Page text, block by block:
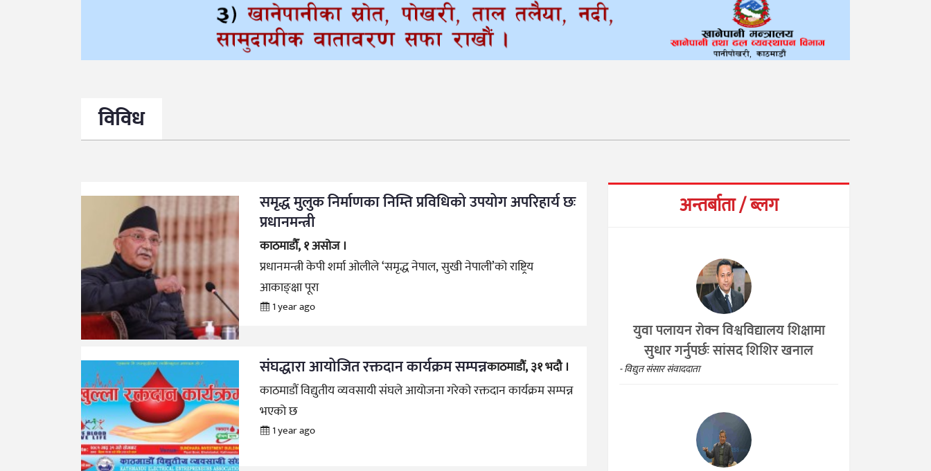
विविध
समृद्ध मुलुक निर्माणका निम्ति प्रविधिको उपयोग अपरिहार्य छः
प्रधानमन्त्री
काठमाडौँ, १ असोज ।
प्रधानमन्त्री केपी शर्मा ओलीले ‘समृद्ध नेपाल, सुखी नेपाली’को राष्ट्रिय
आकाङ्क्षा पूरा
1 year ago
संघद्धारा आयोजित रक्तदान कार्यक्रम सम्पन्नकाठमाडौं, ३१ भदौ ।
काठमाडौं विद्युतीय व्यवसायी संघले आयोजना गरेको रक्तदान कार्यक्रम सम्पन्न
भएको छ
1 year ago
अन्तर्बाता / ब्लग
युवा पलायन रोक्न विश्वविद्यालय शिक्षामा
सुधार गर्नुपर्छः सांसद शिशिर खनाल
- विद्युत संसार संवाददाता